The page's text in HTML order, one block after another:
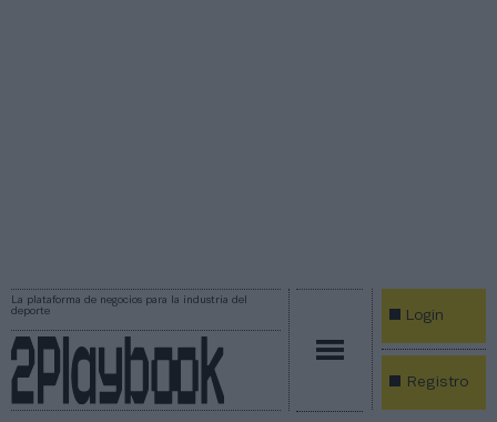
La plataforma de negocios para la industria del
deporte
Login
Registro